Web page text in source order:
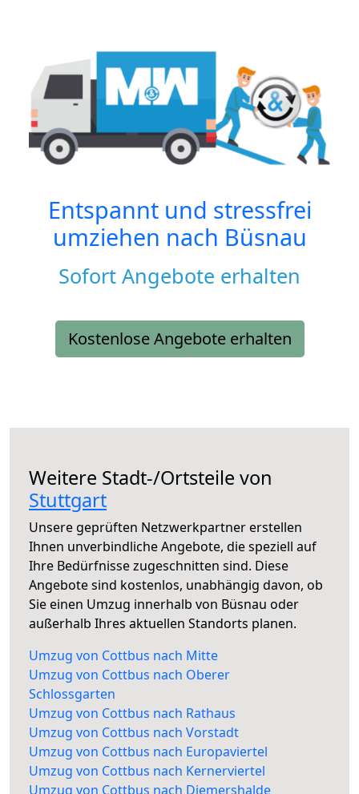
Entspannt und stressfrei
umziehen nach Büsnau
Sofort Angebote erhalten
Kostenlose Angebote erhalten
Weitere Stadt-/Ortsteile von
Stuttgart
Unsere geprüften Netzwerkpartner erstellen
Ihnen unverbindliche Angebote, die speziell auf
Ihre Bedürfnisse zugeschnitten sind. Diese
Angebote sind kostenlos, unabhängig davon, ob
Sie einen Umzug innerhalb von Büsnau oder
außerhalb Ihres aktuellen Standorts planen.
Umzug von Cottbus nach Mitte
Umzug von Cottbus nach Oberer
Schlossgarten
Umzug von Cottbus nach Rathaus
Umzug von Cottbus nach Vorstadt
Umzug von Cottbus nach Europaviertel
Umzug von Cottbus nach Kernerviertel
Umzug von Cottbus nach Diemershalde